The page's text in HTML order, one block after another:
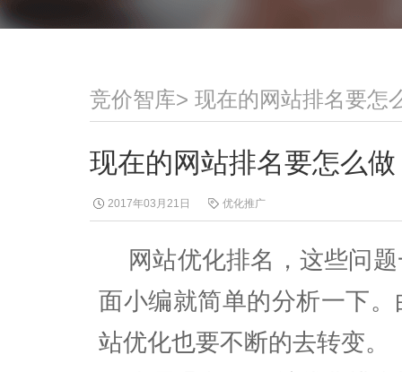
竞价智库> 现在的网站排名要怎
现在的网站排名要怎么做
2017年03月21日 优化推广
网站优化排名，这些问题
面小编就简单的分析一下
站优化也要不断的去转变。